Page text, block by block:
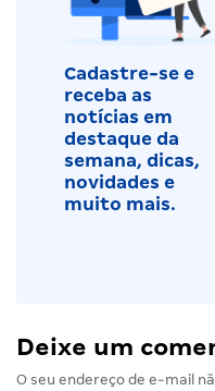
Cadastre-se e
receba as
notícias em
destaque da
semana, dicas,
novidades e
muito mais.
Deixe um
O seu endereço de e-mail